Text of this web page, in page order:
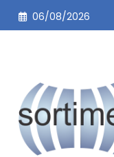
Pular
para
06/08/2026